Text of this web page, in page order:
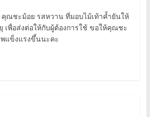
ณชะม้อย รสหวาน ที่มอบไม้เท้าค้ำยันให้
เพื่อส่งต่อให้กับผู้ต้องการใช้ ขอให้คุณชะ
แข็งแรงขึ้นนะคะ